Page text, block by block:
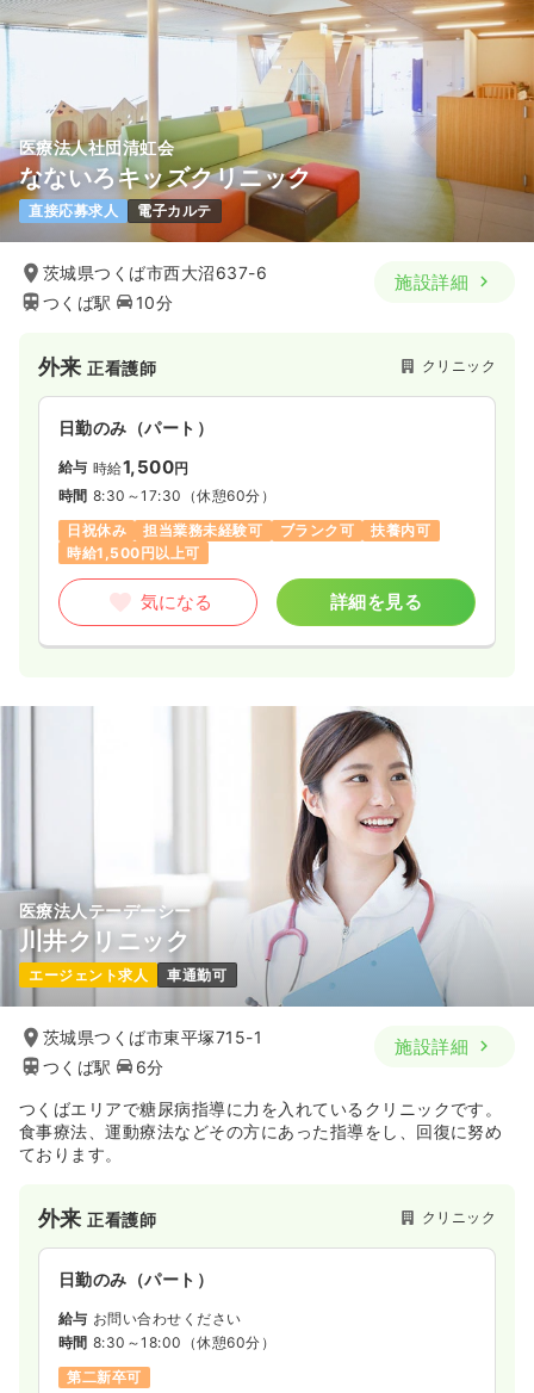
医療法人社団清虹会
なないろキッズクリニック
直接応募求人 電子カルテ
茨城県つくば市西大沼637-6
つくば駅
10分
施設詳細
外来正看護師 クリニック
日勤のみ（パート）
給与 時給1,500円
時間 8:30～17:30 （休憩60分）
日祝休み
担当業務未経験可 ブランク可
扶養内可
時給1,500円以上可
気になる 詳細を見る
医療法人テーデーシー
川井クリニック
エージェント求人 車通勤可
茨城県つくば市東平塚715-1
つくば駅
6分
施設詳細
つくばエリアで糖尿病指導に力を入れているクリニックです。
食事療法、運動療法などその方にあった指導をし、回復に努め
ております。
外来正看護師 クリニック
日勤のみ（パート）
給与 お問い合わせください
時間 8:30～18:00 （休憩60分）
第二新卒可